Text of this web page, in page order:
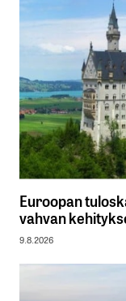
Euroopan
vahvan
9.8.2026